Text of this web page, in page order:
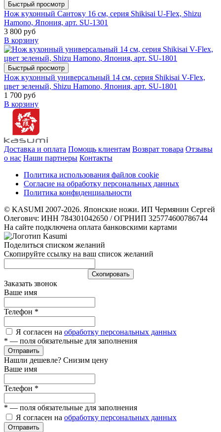
Быстрый просмотр
Нож кухонный Сантоку 16 см, серия Shikisai U-Flex, Shizu
Hamono, Япония, арт. SU-1301
3 800 руб
В корзину
Быстрый просмотр
Нож кухонный универсальный 14 см, серия Shikisai V-Flex,
цвет зеленый, Shizu Hamono, Япония, арт. SU-1801
1 700 руб
В корзину
Доставка и оплата Помощь клиентам Возврат товара Отзывы
о нас Наши партнеры Контакты
Политика использования файлов cookie
Согласие на обработку персональных данных
Политика конфиденциальности
© KASUMI 2007-2026. Японские ножи. ИП Чермянин Сергей
Олегович: ИНН 784301042650 / ОГРНИП 325774600786744
На сайте подключена оплата банковскими картами
Поделиться списком желаний
Скопируйте ссылку на ваш список желаний
Cкопировать
Заказать звонок
Ваше имя
Телефон *
Я согласен на обработку персональных данных
* — поля обязательные для заполнения
Отправить
Нашли дешевле? Снизим цену
Ваше имя
Телефон *
* — поля обязательные для заполнения
Я согласен на обработку персональных данных
Отправить